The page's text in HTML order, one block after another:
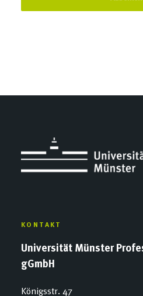
KONTAKT
Universität Münster
gGmbH
Königsstr. 47